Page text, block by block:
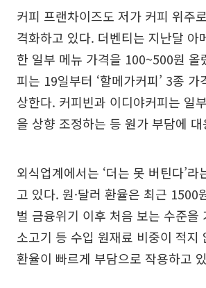
커피 프랜차이즈도 저가 커피 위주
격화하고 있다. 더벤티는 지난달 아
한 일부 메뉴 가격을 100~500원 올
피는 19일부터 ‘할메가커피’ 3종 가
상한다. 커피빈과 이디야커피는 일
을 상향 조정하는 등 원가 부담에
외식업계에서는 ‘더는 못 버틴다’라
고 있다. 원·달러 환율은 최근 1500
벌 금융위기 이후 처음 보는 수준을
소고기 등 수입 원재료 비중이 적지
환율이 빠르게 부담으로 작용하고